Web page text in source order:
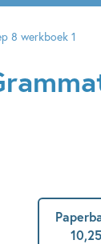
8 werkboek 1
10,25